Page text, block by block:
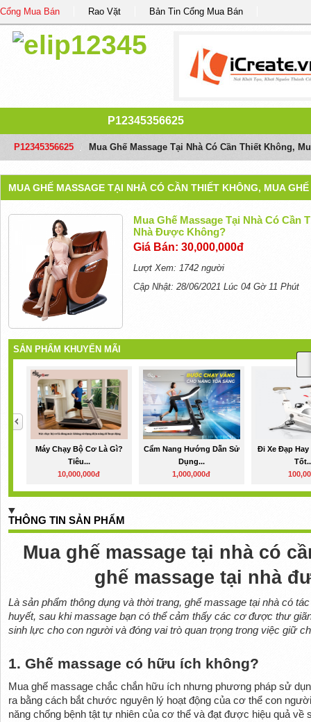
Cổng Mua Bán Rao Vặt Bản Tin Cổng Mua Bán
P12345356625
P12345356625 Mua Ghế Massage Tại Nhà Có Cần Thiết Không,
MUA GHẾ MASSAGE TẠI NHÀ CÓ CẦN THIẾT KHÔNG, MUA
Mua Ghế Massage Tại Nhà Có Cần
Nhà Được Không?
Giá Bán: 30,000,000đ
Lượt Xem: 1742 người
Cập Nhật: 28/06/2021 Lúc 04 Gờ 11 Phút
SẢN PHẨM KHUYẾN MÃI
Máy Chạy Bộ Cơ Là Gì?
Tiêu...
10,000,000đ
Cẩm Nang Hướng Dẫn Sử
Dụng...
1,000,000đ
Đi Xe Đạp
THÔNG TIN SẢN PHẨM
Mua ghế massage tại nhà có
ghế massage tại nhà
Là sản phẩm thông dụng và thời trang, ghế massage tại nhà có
huyết, sau khi massage bạn có thể cảm thấy các cơ được thư
sinh lực cho con người và đóng vai trò quan trọng trong việc giữ
1. Ghế massage có hữu ích không?
Mua ghế massage chắc chắn hữu ích nhưng phương pháp sử
ra bằng cách bắt chước nguyên lý hoạt động của cơ thể con
năng chống bệnh tật tự nhiên của cơ thể và đạt được hiệu quả